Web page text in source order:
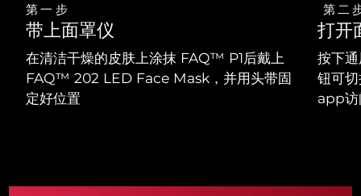
第一步
带上面罩仪
在清洁干燥的皮肤上涂抹 FAQ™ P1后戴上
FAQ™ 202 LED Face Mask，并用头带固
定好位置
第二
打开
按下
钮可
app